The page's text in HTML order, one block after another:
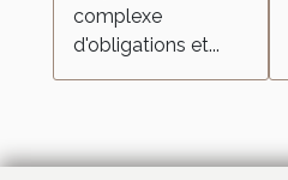
complexe
d'obligations et...